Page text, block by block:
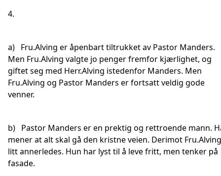
4.
a) Fru.Alving er åpenbart tiltrukket av Pastor Manders.
Men Fru.Alving valgte jo penger fremfor kjærlighet, og
giftet seg med Herr.Alving istedenfor Manders. Men
Fru.Alving og Pastor Manders er fortsatt veldig gode
venner.
b) Pastor Manders er en prektig og rettroende mann.
mener at alt skal gå den kristne veien. Derimot
litt annerledes. Hun har lyst til å leve fritt, men tenker på
fasade.